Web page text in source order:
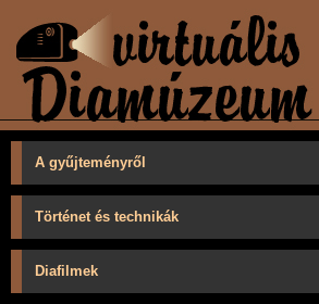
A gyűjteményről
Történet és technikák
Diafilmek